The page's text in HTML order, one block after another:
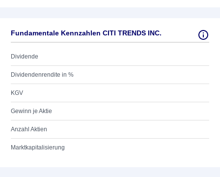
Fundamentale Kennzahlen CITI TRENDS INC.
Dividende
Dividendenrendite in %
KGV
Gewinn je Aktie
Anzahl Aktien
Marktkapitalisierung